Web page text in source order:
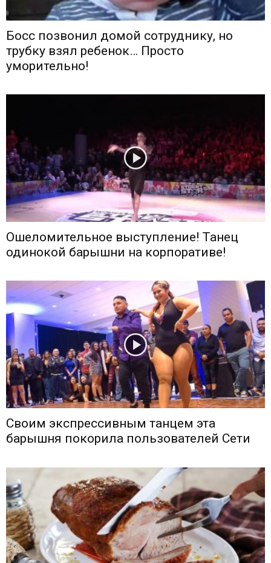
Босс позвонил домой сотруднику, но
трубку взял ребенок… Просто
уморительно!
Ошеломительное выступление! Танец
одинокой барышни на корпоративе!
Своим экспрессивным танцем эта
барышня покорила пользователей Сети